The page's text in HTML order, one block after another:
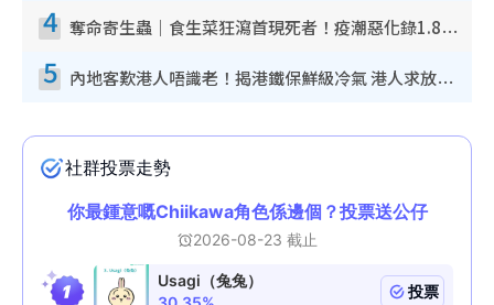
4 奪命寄生蟲｜食生菜狂瀉首現死者！疫潮惡化錄1.8萬宗病例 揭洗菜3大謬誤
5 內地客歎港人唔識老！揭港鐵保鮮級冷氣 港人求放過：咪投訴